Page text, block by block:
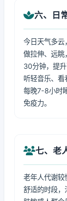
六、日
今日天气多云
做拉伸、远眺
30分钟，提
听轻音乐、
每晚7-8小时
免疫力。
七、老
老年人代谢较
舒适的时段，